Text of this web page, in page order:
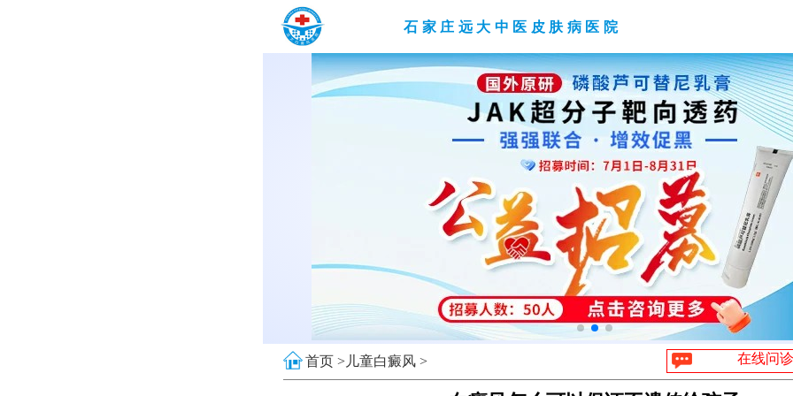
石家庄远大中医皮肤病医院
首页 >儿童白癜风 > 在线问